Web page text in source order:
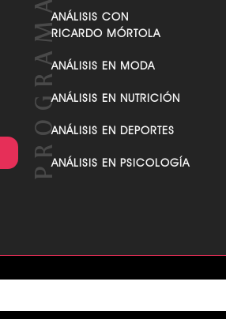
ANÁLISIS CON
RICARDO MÓRTOLA
ANÁLISIS EN MODA
ANÁLISIS EN NUTRICIÓN
ANÁLISIS EN DEPORTES
ANÁLISIS EN PSICOLOGÍA